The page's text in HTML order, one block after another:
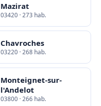
Mazirat
03420 · 273 hab.
Chavroches
03220 · 268 hab.
Monteignet-sur-
l'Andelot
03800 · 266 hab.